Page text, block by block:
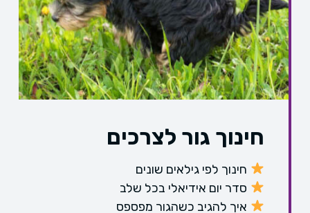
חינוך גור לצרכים
חינוך לפי גילאים שונים
סדר יום אידיאלי בכל שלב
איך להגיב כשהגור מפספס